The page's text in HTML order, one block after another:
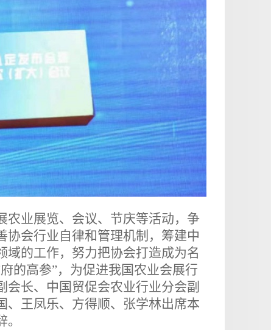
农业展览、会议、节庆等活动，争
协会行业自律和管理机制，筹建中
域的工作，努力把协会打造成为名
的高参”，为促进我国农业会展行
长、中国贸促会农业行业分会副
、王凤乐、方得顺、张学林出席本